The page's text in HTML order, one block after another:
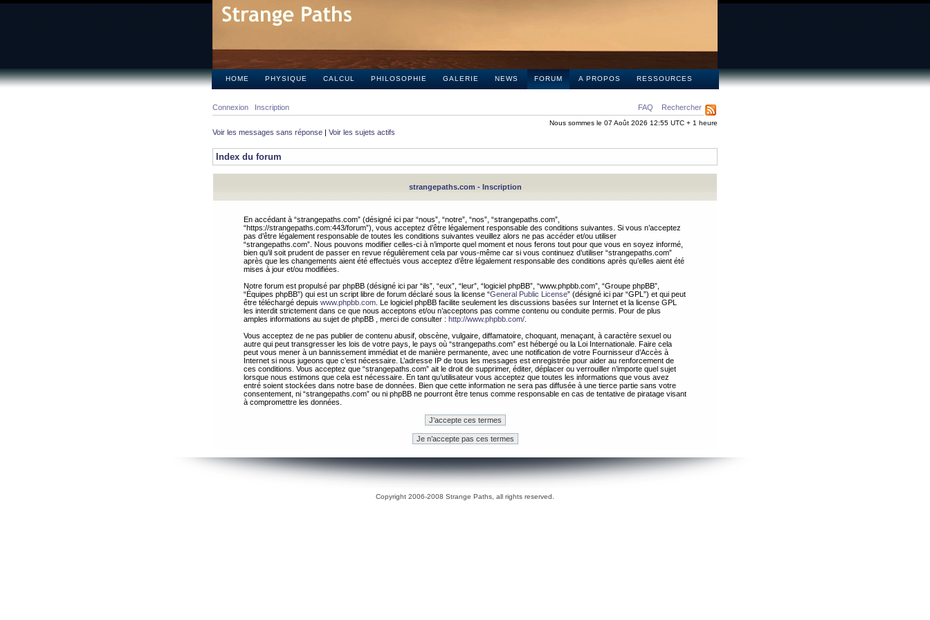
HOME PHYSIQUE CALCUL PHILOSOPHIE GALERIE NEWS FORUM A PROPOS RESSOURCES
FAQ Rechercher
Connexion Inscription
Nous sommes le 07 Août 2026 12:55 UTC + 1 heure
Voir les messages sans réponse | Voir les sujets actifs
Index du forum
strangepaths.com - Inscription
En accédant à “strangepaths.com” (désigné ici par “nous”, “notre”, “nos”, “strangepaths.com”,
“https://strangepaths.com:443/forum”), vous acceptez d’être légalement responsable des conditions suivantes. Si vous n’acceptez
pas d’être légalement responsable de toutes les conditions suivantes veuillez alors ne pas accéder et/ou utiliser
“strangepaths.com”. Nous pouvons modifier celles-ci à n’importe quel moment et nous ferons tout pour que vous en soyez informé,
bien qu’il soit prudent de passer en revue régulièrement cela par vous-même car si vous continuez d’utiliser “strangepaths.com”
après que les changements aient été effectués vous acceptez d’être légalement responsable des conditions après qu’elles aient été
mises à jour et/ou modifiées.
Notre forum est propulsé par phpBB (désigné ici par “ils”, “eux”, “leur”, “logiciel phpBB”, “www.phpbb.com”, “Groupe phpBB”,
“Équipes phpBB”) qui est un script libre de forum déclaré sous la license “General Public License” (désigné ici par “GPL”) et qui peut
être téléchargé depuis www.phpbb.com . Le logiciel phpBB facilite seulement les discussions basées sur Internet et la license GPL
les interdit strictement dans ce que nous acceptons et/ou n’acceptons pas comme contenu ou conduite permis. Pour de plus
amples informations au sujet de phpBB , merci de consulter : http://www.phpbb.com/
Vous acceptez de ne pas publier de contenu abusif, obscène, vulgaire, diffamatoire, choquant, menaçant, à caractère sexuel ou
autre qui peut transgresser les lois de votre pays, le pays où “strangepaths.com” est hébergé ou la Loi Internationale. Faire cela
peut vous mener à un bannissement immédiat et de manière permanente, avec une notification de votre Fournisseur d’Accès à
Internet si nous jugeons que c’est nécessaire. L’adresse IP de tous les messages est enregistrée pour aider au renforcement de
ces conditions. Vous acceptez que “strangepaths.com” ait le droit de supprimer, éditer, déplacer ou verrouiller n’importe quel sujet
lorsque nous estimons que cela est nécessaire. En tant qu’utilisateur vous acceptez que toutes les informations que vous avez
entré soient stockées dans notre base de données. Bien que cette information ne sera pas diffusée à une tierce partie sans votre
consentement, ni “strangepaths.com” ou ni phpBB ne pourront être tenus comme responsable en cas de tentative de piratage visant
à compromettre les données.
Copyright 2006-2008 Strange Paths, all rights reserved.